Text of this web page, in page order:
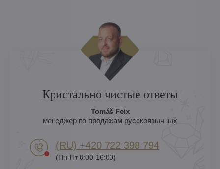
Кристально чистые ответы
Tomáš Feix
менеджер по продажам русскоязычных
(RU) +420 722 398 794​
(Пн-Пт 8:00-16:00)